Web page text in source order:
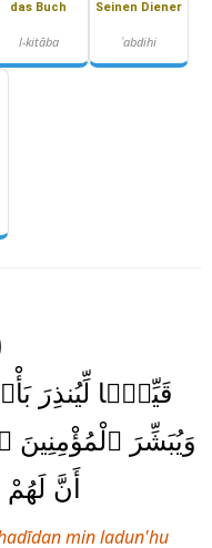
Seinen Diener
ʿabdihi
das Buch
l-kitāba
قَيِّمًۭا لِّيُنذِرَ
وَيُبَشِّرَ ٱلْمُؤْمِنِينَ
أَنَّ
min ladun'hu